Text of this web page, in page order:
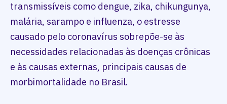
transmissíveis como dengue, zika, chikungunya,
malária, sarampo e influenza, o estresse
causado pelo coronavírus sobrepõe-se às
necessidades relacionadas às doenças crônicas
e às causas externas, principais causas de
morbimortalidade no Brasil.